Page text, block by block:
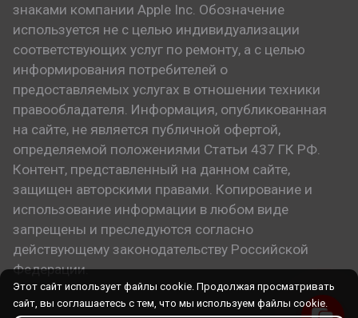
знаками компании Apple Inc. Обозначение
используется не с целью индивидуализации
соответствующих услуг по ремонту, а с целью
информирования потребителей о
предоставляемых услугах в отношении техники
правообладателя. Информация, опубликованная
на сайте, не является публичной офертой,
определяемой положениями Статьи 437 ГК РФ.
Контент, представленный на данном сайте,
защищен авторскими правами. Копирование и
использование информации в любом виде
запрещены и преследуются согласно
действующему законодательству Российской
Федерации.
Этот сайт использует файлы cookie. Продолжая просматривать
сайт, вы соглашаетесь с тем, что мы используем файлы cookie.